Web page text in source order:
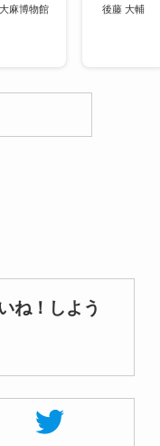
大麻博物館 後藤 大輔
ね！しよう